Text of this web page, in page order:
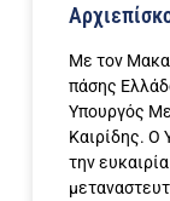
Με τον
πάσης
Υπουργός
Καιρίδης. Ο
την